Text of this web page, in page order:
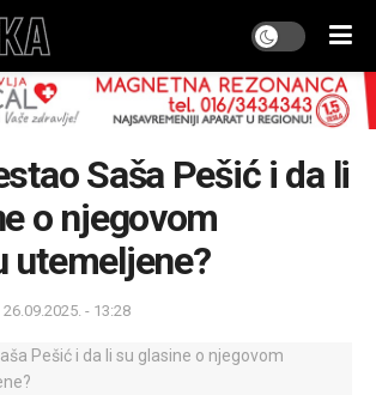
Saša Pešić i da li
o njegovom
utemeljene?
26.09.2025. - 13:28